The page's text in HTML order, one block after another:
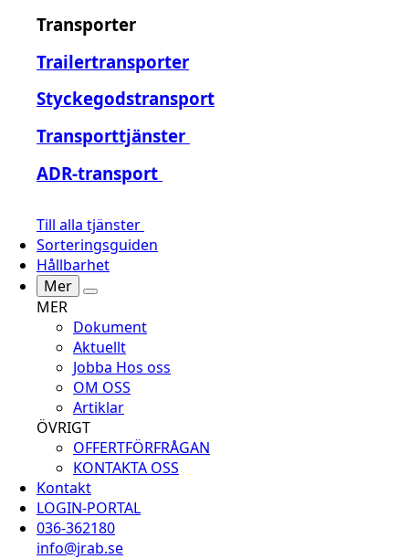
Transporter
Trailertransporter
Styckegodstransport
Transporttjänster
ADR-transport
Till alla tjänster
Sorteringsguiden
Hållbarhet
Mer
MER
Dokument
Aktuellt
Jobba Hos oss
OM OSS
Artiklar
ÖVRIGT
OFFERTFÖRFRÅGAN
KONTAKTA OSS
Kontakt
LOGIN-PORTAL
036-362180
info@jrab.se